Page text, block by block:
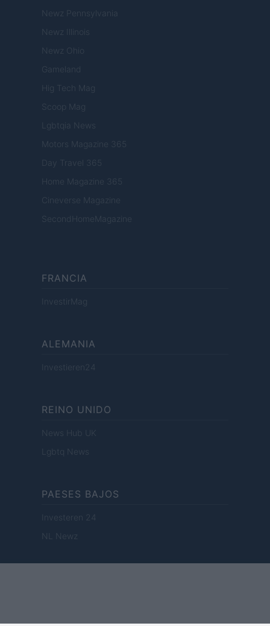
Newz Pennsylvania
Newz Illinois
Newz Ohio
Gameland
Hig Tech Mag
Scoop Mag
Lgbtqia News
Motors Magazine 365
Day Travel 365
Home Magazine 365
Cineverse Magazine
SecondHomeMagazine
FRANCIA
InvestirMag
ALEMANIA
Investieren24
REINO UNIDO
News Hub UK
Lgbtq News
PAESES BAJOS
Investeren 24
NL Newz